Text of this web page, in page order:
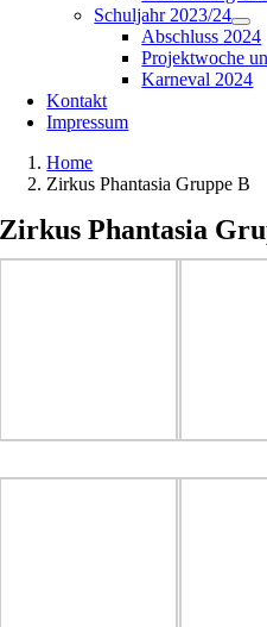
Schuljahr 2023/24
Abschluss 2024
Projektwoche
Karneval 2024
Kontakt
Impressum
Home
Zirkus Phantasia Gruppe B
Zirkus Phantasia